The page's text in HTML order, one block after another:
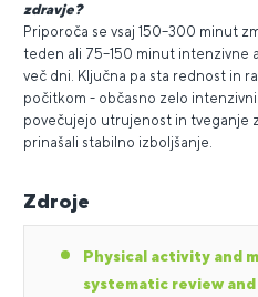
zdravje?
Priporoča se vsaj 150–300 minut
teden ali 75–150 minut intenzivne
več dni. Ključna pa sta rednost in
počitkom - občasno zelo
povečujejo utrujenost in tveganje
prinašali stabilno izboljšanje.
Zdroje
Physical activity and
systematic review